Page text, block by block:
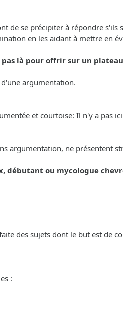
de se précipiter à répondre s'ils
en les aidant à mettre en
pas là pour offrir sur un
argumentation.
et courtoise: Il n'y a pas
argumentation, ne présentent
débutant ou mycologue
des sujets dont le but est de
: